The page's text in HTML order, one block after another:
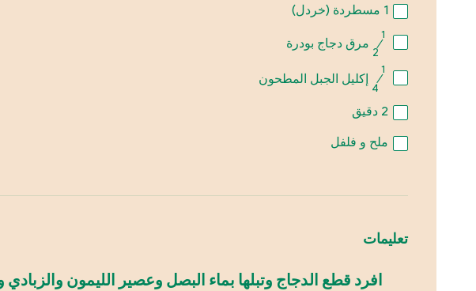
1 مسطردة (خردل)
1
⁄
2
مرق دجاج بودرة
1
⁄
4
إكليل الجبل المطحون
2 دقيق
ملح و فلفل
تعليمات
افرد قطع الدجاج وتبلها بماء البصل وعصير الليمون